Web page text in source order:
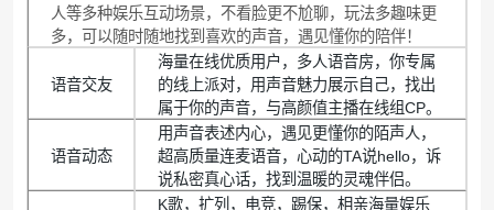
人等多种娱乐互动场景，不看脸更不尬聊，玩法多趣味更
多，可以随时随地找到喜欢的声音，遇见懂你的陪伴！
语音交友
海量在线优质用户，多人语音房，你专属
的线上派对，用声音魅力展示自己，找出
属于你的声音，与高颜值主播在线组CP。
语音动态
用声音表述内心，遇见更懂你的陌声人，
超高质量连麦语音，心动的TA说hello，诉
说私密真心话，找到温暖的灵魂伴侣。
K歌，扩列，电竞，踢保，相亲海量娱乐